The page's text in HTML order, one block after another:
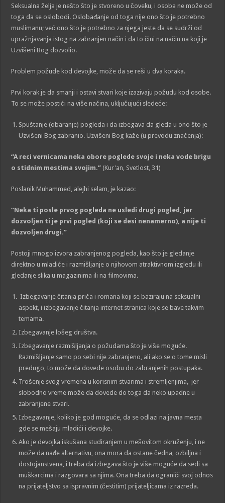
Seksualna želja je nešto što je stvoreno u čoveku, i osoba ne može od
toga da se oslobodi. Oslobađanje od toga nije ono što je potrebno
muslimanu; već ono što je potrebno za njega jeste da se sudrži od
upražnjavanja istog na zabranjen način i da to čini na način na koji je
Uzvišeni Bog dozvolio.
Problem požude kod devojke, može da se reši u dva koraka.
Prvi korak je da smanji i ostavi stvari koje izazivaju požudu kod osobe.
To se može postići na više načina, uključujući sledeće:
Spuštanje (obaranje) pogleda i da izbegava da gleda u ono što je
Uzvišeni Bog zabranio. Uzvišeni Bog kaže (u prevodu značenja):
“A reci vernicama neka obore poglede svoje i neka vode brigu
o stidnim mestima svojim.” (Kur'an, Svetlost, 31)
Poslanik Muhammed, alejhi selam, je kazao:
“Neka ti posle prvog pogleda ne usledi drugi pogled, jer
dozvoljen ti je prvi pogled (koji se desi nenamerno), a nije ti
dozvoljen drugi.”
Postoji mnogo izvora zabranjenog pogleda, kao što je gledanje
direktno u mladiće i razmišljanje o njihovom atraktivnom izgledu ili
gledanje slika u magazinima ili na filmovima.
Izbegavanje čitanja priča i romana koji se baziraju na seksualni
aspekt, i izbegavanje čitanja internet stranica koje se bave takvim
temama.
Izbegavanje lošeg društva.
Izbegavanje razmišljanja o požudama što je više moguće.
Razmišljanje samo po sebi nije zabranjeno, ali ako se o tome misli
predugo, to može da dovede osobu do zabranjenih postupaka.
Trošenje svog vremena u korisnim stvarima i stremljenjima, jer
slobodno vreme može da dovede do toga da neko upadne u
zabranjene stvari.
Izbegavanje, koliko je god moguće, da se odlazi na javna mesta
gde se mešaju mladići i devojke.
Ako je devojka iskušana studiranjem u mešovitom okruženju, i ne
može da nađe alternativu, ona mora da ostane čedna, ozbiljna i
dostojanstvena, i treba da izbegava što je više moguće da sedi sa
muškarcima i razgovara sa njima. Ona treba da ograniči svoj odnos
na prijateljstvo sa ispravnim (čestitim) prijateljicama iz razreda.